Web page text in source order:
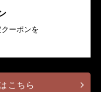
ーポンを
こちら